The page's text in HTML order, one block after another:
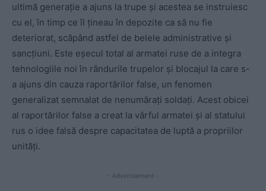
ultimă generație a ajuns la trupe și acestea se instruiesc
cu el, în timp ce îl țineau în depozite ca să nu fie
deteriorat, scăpând astfel de belele administrative și
sancțiuni. Este eșecul total al armatei ruse de a integra
tehnologiile noi în rândurile trupelor și blocajul la care s-
a ajuns din cauza raportărilor false, un fenomen
generalizat semnalat de nenumărați soldați. Acest obicei
al raportărilor false a creat la vârful armatei și al statului
rus o idee falsă despre capacitatea de luptă a propriilor
unități.
- Advertisement -